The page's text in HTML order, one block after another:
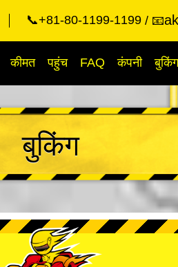
📞+81-80-1199-1199 📧
कीमत पहुंच FAQ कंपनी बुकिंग
बुकिंग